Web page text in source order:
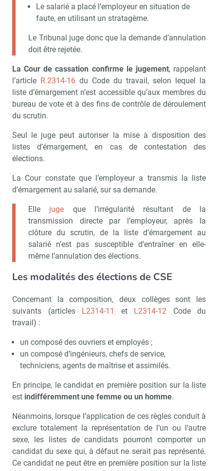
Le salarié a placé l’employeur en situation de
faute, en utilisant un stratagème.
Le Tribunal juge donc que la demande d’annulation
doit être rejetée.
La Cour de cassation confirme le jugement, rappelant
l’article R.2314-16 du Code du travail, selon lequel la
liste d’émargement n’est accessible qu’aux membres du
bureau de vote et à des fins de contrôle de déroulement
du scrutin.
Seul le juge peut autoriser la mise à disposition des
listes d’émargement, en cas de contestation des
élections.
La Cour constate que l’employeur a transmis la liste
d’émargement au salarié, sur sa demande.
Elle juge que l’irrégularité résultant de la
transmission directe par l’employeur, après la
clôture du scrutin, de la liste d’émargement au
salarié n’est pas susceptible d’entraîner en elle-
même l’annulation des élections.
Les modalités des élections de CSE
Concernant la composition, deux collèges sont les
suivants (articles L2314-11 et L2314-12 Code du
travail) :
un composé des ouvriers et employés ;
un composé d’ingénieurs, chefs de service,
techniciens, agents de maîtrise et assimilés.
En principe, le candidat en première position sur la liste
est indifféremment une femme ou un homme.
Néanmoins, lorsque l’application de ces règles conduit à
exclure totalement la représentation de l’un ou l’autre
sexe, les listes de candidats pourront comporter un
candidat du sexe qui, à défaut ne serait pas représenté.
Ce candidat ne peut être en première position sur la liste